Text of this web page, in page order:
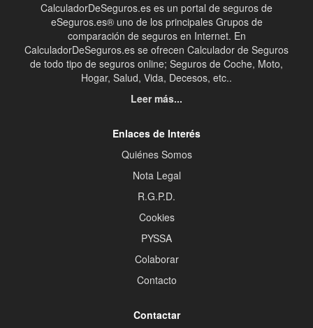
CalculadorDeSeguros.es es un portal de seguros de
eSeguros.es® uno de los principales Grupos de
comparación de seguros en Internet. En
CalculadorDeSeguros.es se ofrecen Calculador de Seguros
de todo tipo de seguros online; Seguros de Coche, Moto,
Hogar, Salud, Vida, Decesos, etc..
Leer más...
Enlaces de Interés
Quiénes Somos
Nota Legal
R.G.P.D.
Cookies
PYSSA
Colaborar
Contacto
Contactar